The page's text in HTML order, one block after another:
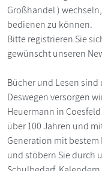
Großhandel )
bedienen zu können.
Bitte registrieren Sie
gewünscht unseren
Bücher und Lesen sind
Deswegen versorgen
Heuermann in
über 100 Jahren und
Generation mit bestem
und stöbern Sie durch